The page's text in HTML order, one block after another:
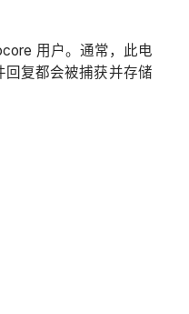
用户。通常，此电
复都会被捕获并存储